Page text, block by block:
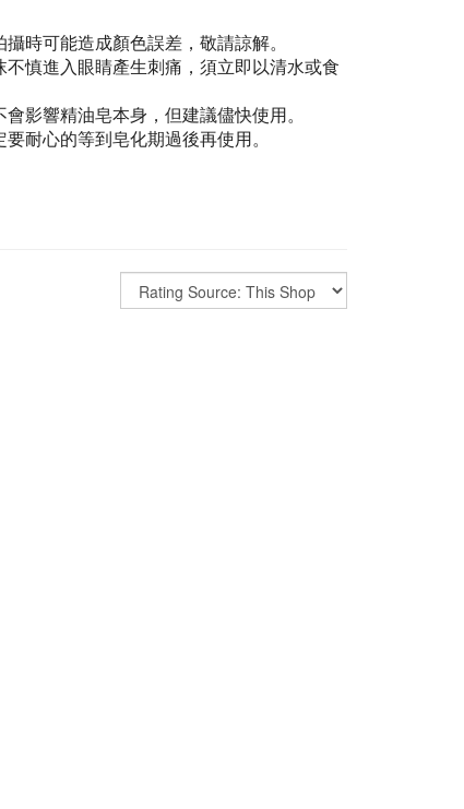
時可能造成顏色誤差，敬請諒解。
慎進入眼睛產生刺痛，須立即以清水或食
影響精油皂本身，但建議儘快使用。
耐心的等到皂化期過後再使用。